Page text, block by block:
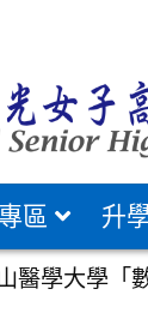
區 升
醫學大學「